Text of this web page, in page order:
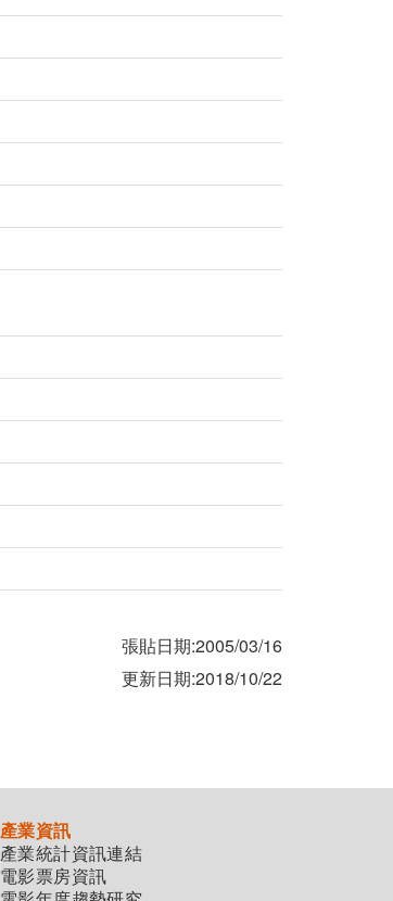
張貼日期:2005/03/16
更新日期:2018/10/22
產業資訊
產業統計資訊連結
電影票房資訊